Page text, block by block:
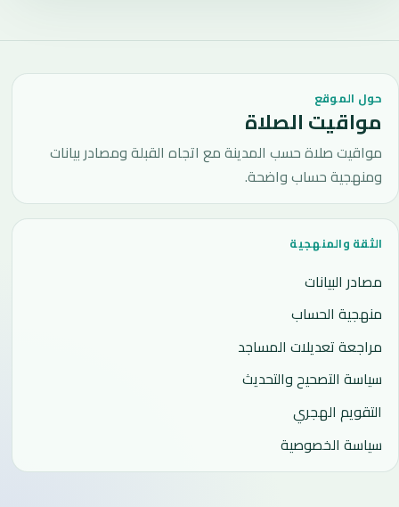
حول الموقع
مواقيت الصلاة
مواقيت صلاة حسب المدينة مع اتجاه القبلة ومصادر بيانات
ومنهجية حساب واضحة.
الثقة والمنهجية
مصادر البيانات
منهجية الحساب
مراجعة تعديلات المساجد
سياسة التصحيح والتحديث
التقويم الهجري
سياسة الخصوصية